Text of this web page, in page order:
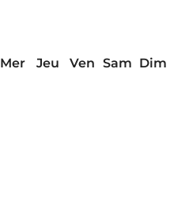
Mer Jeu Ven Sam Dim